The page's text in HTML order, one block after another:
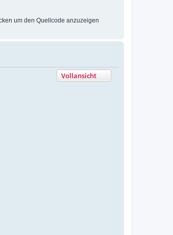
um den Quellcode anzuzeigen
Vollansicht